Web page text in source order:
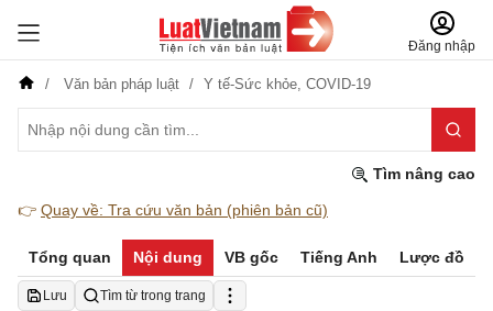
Đăng nhập
Văn bản pháp luật Y tế-Sức khỏe, COVID-19
Tìm nâng cao
👉 Quay về: Tra cứu văn bản (phiên bản cũ)
Tổng quan Nội dung VB gốc Tiếng Anh Lược đồ
Lưu Tìm từ trong trang